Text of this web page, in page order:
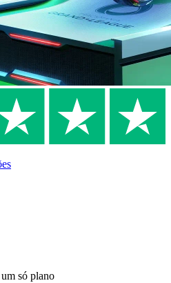
só plano